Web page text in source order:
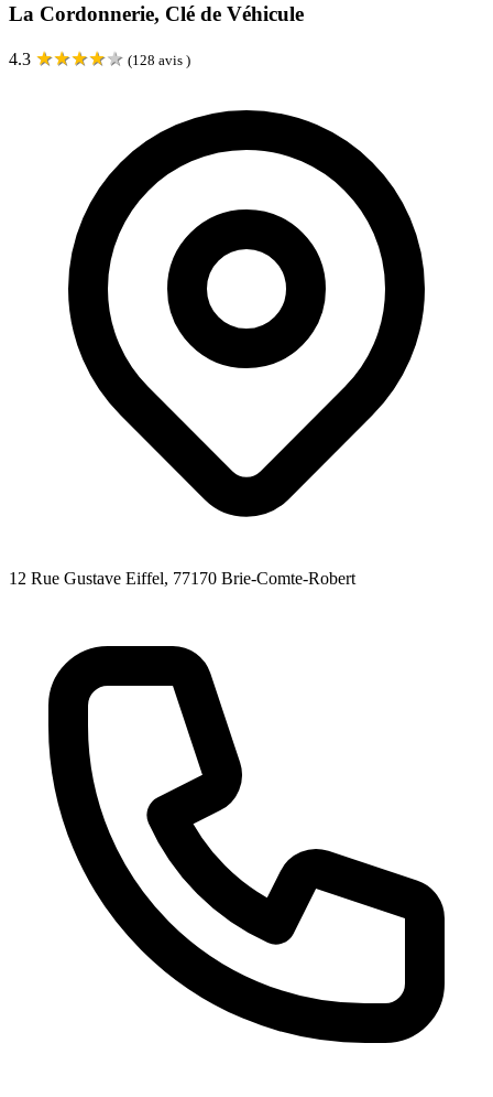
La Cordonnerie, Clé de Véhicule
4.3 ★★★★★ (128 avis )
12 Rue Gustave Eiffel, 77170 Brie-Comte-Robert